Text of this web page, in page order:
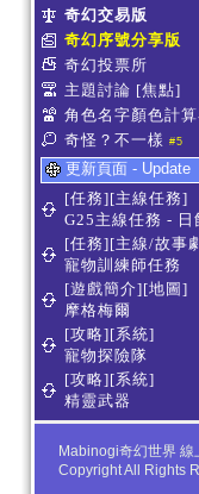
奇幻交易版
奇幻序號分享版
奇幻投票所
主題討論 [焦點]
角色名字顏色計算
奇怪？不一樣 #5
更新頁面 - Update
[任務][主線任務]
G25主線任務 - 日
[任務][主線/故事
寵物訓練師任務
[遊戲簡介][地圖]
摩格梅爾
[攻略][系統]
寵物探險隊
[攻略][系統]
精靈武器
Mabinogi奇幻世界
Copyright All Rights